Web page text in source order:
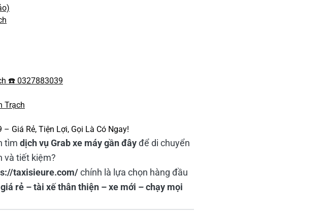
☎️ 0327883039
Trạch
Giá Rẻ, Tiện Lợi, Gọi Là Có Ngay!
tìm dịch vụ Grab xe máy gần đâyđể di chuyển
và tiết kiệm?
taxisieure.com/chính là lựa chọn hàng đầu
giá rẻ – tài xế thân thiện – xe mới – chạy mọi